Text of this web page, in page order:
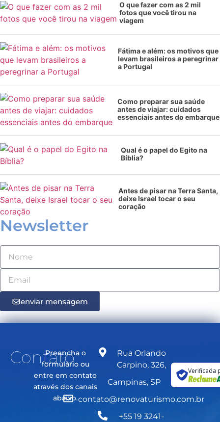
O que fazer com as 2 mil
fotos que você tirou na
viagem
Fátima e além: os motivos que
levam brasileiros a peregrinar
a Portugal
Como preparar sua saúde
antes de viajar: cuidados
essenciais antes do embarque
Qual é o papel do Egito na
Bíblia?
Antes de pisar na Terra Santa,
deixe Israel tocar o seu
coração
Newsletter
enviar mensagem
Contato
Preencha o
formulário ou
entre em contato
através dos canais
abaixo.
Rua Orlando
Carpino, 326,
Campinas, SP
contato@renovaturismo.com.br
+55 19 3241-
Verificada